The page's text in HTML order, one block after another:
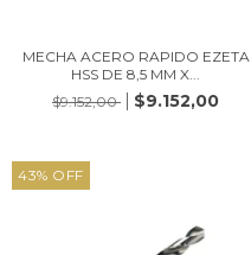
MECHA ACERO RAPIDO EZETA
HSS DE 8,5 MM X...
$9.152,00
$9.152,00
43% OFF